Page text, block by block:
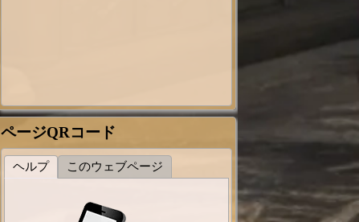
ページQRコード
ヘルプ このウェブページ